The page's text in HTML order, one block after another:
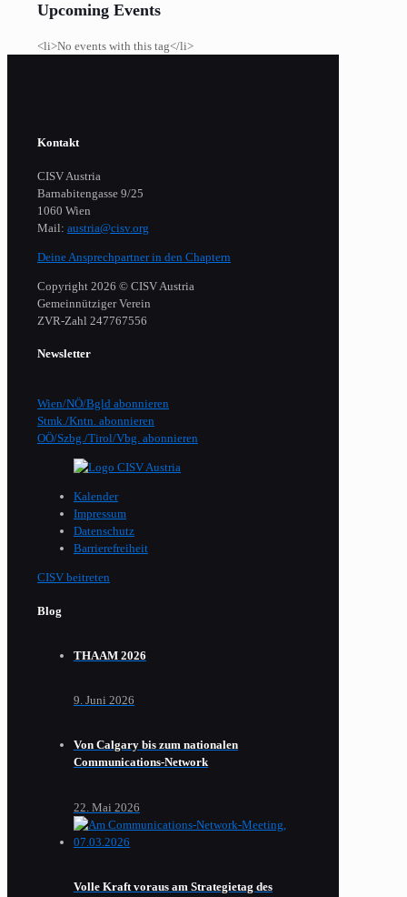
Upcoming Events
<li>No events with this tag</li>
Kontakt
CISV Austria
Barnabitengasse 9/25
1060 Wien
Mail: austria@cisv.org
Deine Ansprechpartner in den Chaptern
Copyright 2026 © CISV Austria
Gemeinnütziger Verein
​ZVR-Zahl 247767556
Newsletter
Wien/NÖ/Bgld abonnieren
Stmk./Kntn. abonnieren
OÖ/Szbg./Tirol/Vbg. abonnieren
Kalender
Impressum
Datenschutz
Barrierefreiheit
CISV beitreten
Blog
THAAM 2026
9. Juni 2026
Von Calgary bis zum nationalen
Communications-Network
22. Mai 2026
Volle Kraft voraus am Strategietag des